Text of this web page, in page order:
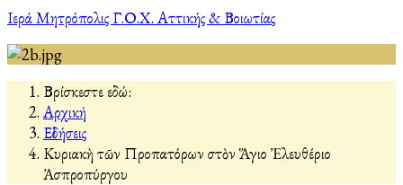
Ιερά Μητρόπολις Γ.Ο.Χ. Αττικής & Βοιωτίας
Βρίσκεστε εδώ:
Αρχική
Εἰδήσεις
Κυριακὴ τῶν Προπατόρων στὸν Ἅγιο Ἐλευθέριο
Ἀσπροπύργου